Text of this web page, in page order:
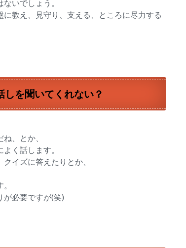
いでしょう。
教え、見守り、支える、ところに尽力する
しを聞いてくれない？
、とか、
く話します。
イズに答えたりとか、
が必要ですが(笑)